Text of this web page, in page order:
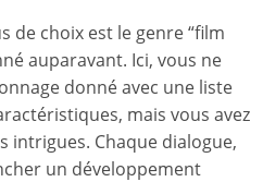
de choix est le genre “film
auparavant. Ici, vous ne
donné avec une liste
mais vous avez
intrigues. Chaque dialogue,
un développement